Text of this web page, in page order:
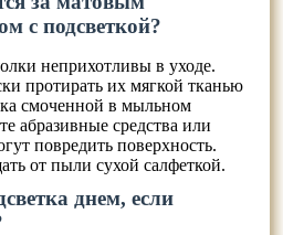
с подсветкой?
неприхотливы в уходе.
протирать их мягкой тканью
смоченной в мыльном
абразивные средства или
повредить поверхность.
от пыли сухой салфеткой.
днем, если